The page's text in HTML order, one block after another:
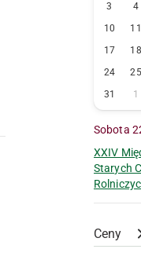
3
4
10
11
17
18
24
25
31
1
Sobota
XXIV
Starych
Ceny